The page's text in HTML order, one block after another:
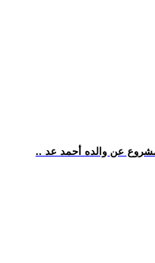
عن والده أحمد عد